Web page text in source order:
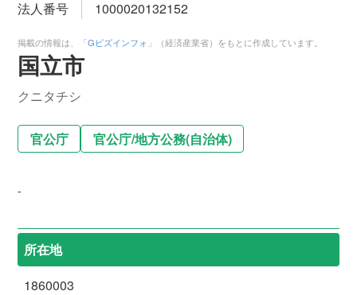
法人番号 1000020132152
掲載の情報は、「Gビズインフォ 」（経済産業省）をもとに作成しています。
国立市
クニタチシ
官公庁 官公庁/地方公務(自治体)
-
所在地
1860003